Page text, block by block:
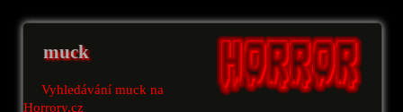
muck
Vyhledávání muck na
Horrory.cz